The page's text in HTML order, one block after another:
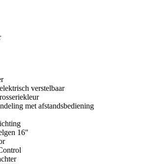
verstelbaar
met afstandsbediening
16"